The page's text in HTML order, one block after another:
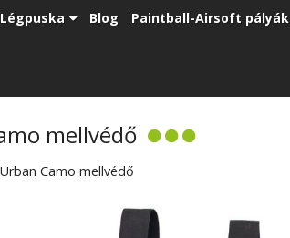
Légpuska Blog Paintball-Airsoft pályák
mellvédő
Camo mellvédő